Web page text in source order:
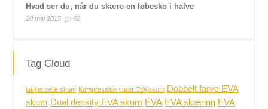
Hvad ser du, når du skære en løbesko i halve
20 maj 2015 62
Tag Cloud
lukket celle skum Kompression støbt EVA skum Dobbelt farve EVA
skum Dual density EVA skum EVA EVA skæring EVA